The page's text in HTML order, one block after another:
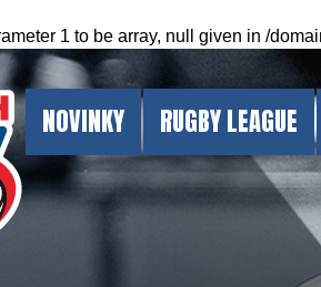
1 to be array, null given in /
NOVINKY RUGBY LEAGUE